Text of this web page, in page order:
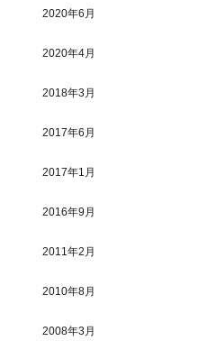
2020年6月
2020年4月
2018年3月
2017年6月
2017年1月
2016年9月
2011年2月
2010年8月
2008年3月